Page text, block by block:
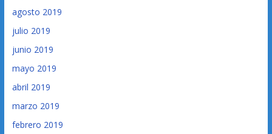
agosto 2019
julio 2019
junio 2019
mayo 2019
abril 2019
marzo 2019
febrero 2019